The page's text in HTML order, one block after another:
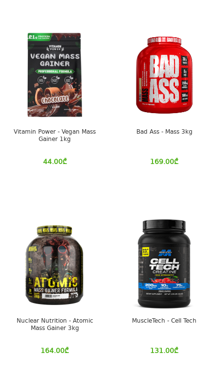
Vitamin Power - Vegan Mass
Gainer 1kg
44.00₾
Bad Ass - Mass 3kg
169.00₾
Nuclear Nutrition - Atomic
Mass Gainer 3kg
164.00₾
MuscleTech - Cell Tech
131.00₾